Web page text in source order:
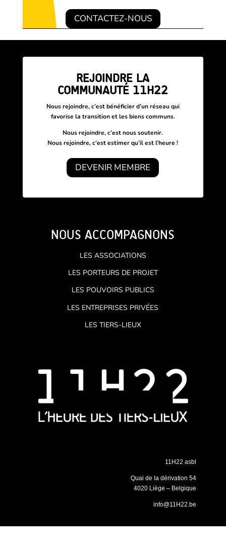
CONTACTEZ-NOUS
REJOINDRE LA
COMMUNAUTÉ 11H22
Nous rejoindre, c’est bénéficier d’un réseauqui
favorise la transition et les biens communs.
Nous rejoindre, c’est nous soutenir.
Nous rejoindre, c’est estimer qu’il est l’heure !
DEVENIR MEMBRE
NOUS ACCOMPAGNONS
LES ASSOCIATIONS
LES PORTEURS DE PROJET
LES POUVOIRS PUBLICS
LES ENTREPRISES PRIVÉES
LES TIERS-LIEUX
11H22 asbl
Quai de la dérivation 54
4020 Liège – Belgique
info@11H22.be